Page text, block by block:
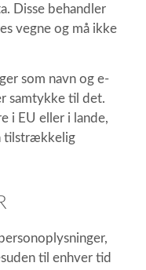
Disse behandler
vegne og må ikke
som navn og e-
samtykke til det.
i EU eller i lande,
tilstrækkelig
til enhver tid